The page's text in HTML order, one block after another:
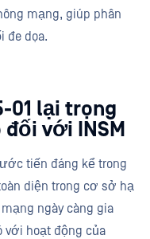
mạng, giúp phân
đe dọa.
01 lại trọng
với INSM
tiến đáng kể trong
diện trong cơ sở hạ
ngày càng gia
với hoạt động của